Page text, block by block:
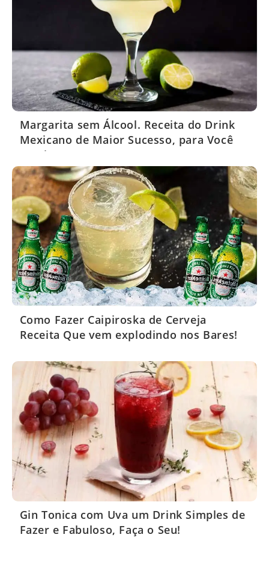
Margarita sem Álcool. Receita do Drink
Mexicano de Maior Sucesso, para Você
Servir em seus Eventos
Como Fazer Caipiroska de Cerveja
Receita Que vem explodindo nos Bares!
Gin Tonica com Uva um Drink Simples de
Fazer e Fabuloso, Faça o Seu!